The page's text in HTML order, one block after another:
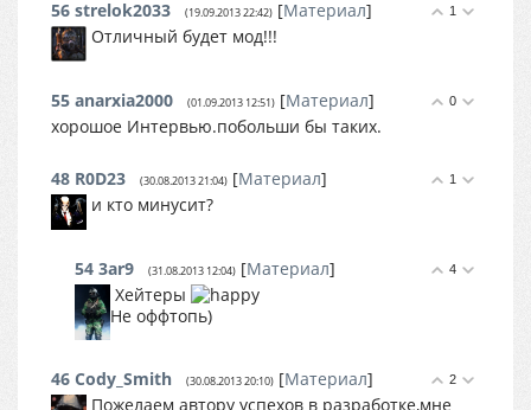
1
56 strelok2033 (19.09.2013 22:42) [Материал]
Отличный будет мод!!!
0
55 anarxia2000 (01.09.2013 12:51) [Материал]
хорошое Интервью.побольши бы таких.
1
48 R0D23 (30.08.2013 21:04) [Материал]
и кто минусит?
4
54 3ar9 (31.08.2013 12:04) [Материал]
Хейтеры
Не оффтопь)
2
46 Cody_Smith (30.08.2013 20:10) [Материал]
Пожелаем автору успехов в разработке,мне